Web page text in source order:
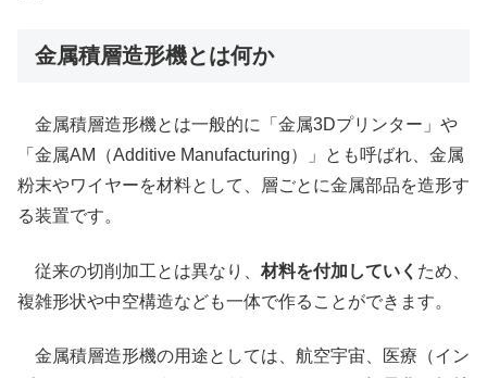
金属積層造形機とは何か
金属積層造形機とは一般的に「金属3Dプリンター」や
「金属AM（Additive Manufacturing）」とも呼ばれ、金属
粉末やワイヤーを材料として、層ごとに金属部品を造形す
る装置です。
従来の切削加工とは異なり、 材料を付加していく ため、
複雑形状や中空構造なども一体で作ることができます。
金属積層造形機の用途としては、航空宇宙、医療（イン